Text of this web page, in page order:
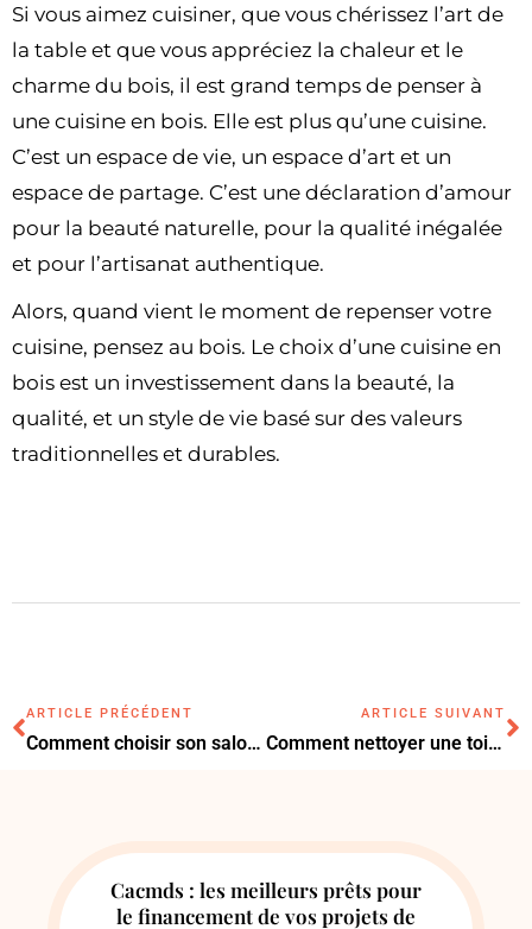
Si vous aimez cuisiner, que vous chérissez l’art de
la table et que vous appréciez la chaleur et le
charme du bois, il est grand temps de penser à
une cuisine en bois. Elle est plus qu’une cuisine.
C’est un espace de vie, un espace d’art et un
espace de partage. C’est une déclaration d’amour
pour la beauté naturelle, pour la qualité inégalée
et pour l’artisanat authentique.
Alors, quand vient le moment de repenser votre
cuisine, pensez au bois. Le choix d’une cuisine en
bois est un investissement dans la beauté, la
qualité, et un style de vie basé sur des valeurs
traditionnelles et durables.
ARTICLE PRÉCÉDENT
Comment choisir son salon de jardin pour l’été ?
ARTICLE SUIVANT
Comment nettoyer une toiture comme un pro ?
Cacmds : les meilleurs prêts pour
le financement de vos projets de